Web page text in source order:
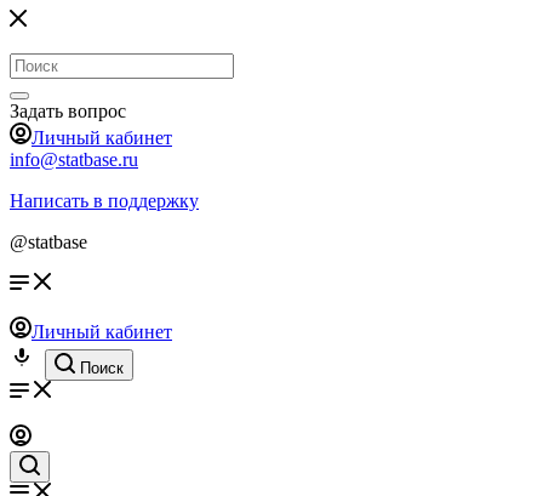
Задать вопрос
Личный кабинет
info@statbase.ru
Написать в поддержку
@statbase
Личный кабинет
Поиск